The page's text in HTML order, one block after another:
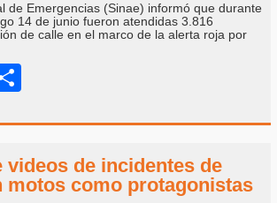
de Emergencias (Sinae) informó que durante
14 de junio fueron atendidas 3.816
de calle en el marco de la alerta roja por
videos de incidentes de
motos como protagonistas